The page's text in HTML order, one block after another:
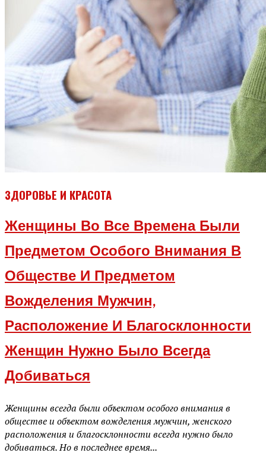
ЗДОРОВЬЕ И КРАСОТА
Женщины Во Все Времена Были
Предметом Особого Внимания В
Обществе И Предметом
Вожделения Мужчин,
Расположение И Благосклонности
Женщин Нужно Было Всегда
Добиваться
Женщины всегда были объектом особого внимания в
обществе и объектом вожделения мужчин, женского
расположения и благосклонности всегда нужно было
добиваться. Но в последнее время...